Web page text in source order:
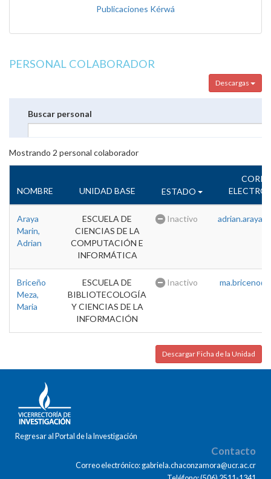
Publicaciones Kérwá
PERSONAL COLABORADOR
Descargas
Buscar personal
Mostrando 2 personal colaborador
NOMBRE UNIDAD BASE ESTADO
Araya
Marin,
Adrian
ESCUELA DE
CIENCIAS DE LA
COMPUTACIÓN E
INFORMÁTICA
Inactivo
Briceño
Meza,
Maria
ESCUELA DE
BIBLIOTECOLOGÍA
Y CIENCIAS DE LA
INFORMACIÓN
Inactivo
Descargar Ficha de la Unidad
Regresar al Portal de la Investigación
Contacto
Correo electrónico: gabriela.chaconzamora@ucr.ac.cr